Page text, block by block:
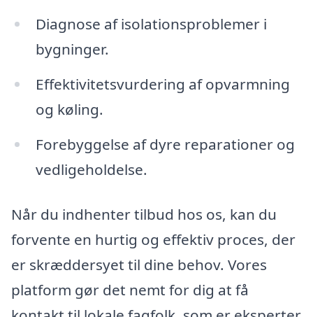
Diagnose af isolationsproblemer i
bygninger.
Effektivitetsvurdering af opvarmning
og køling.
Forebyggelse af dyre reparationer og
vedligeholdelse.
Når du indhenter tilbud hos os, kan du
forvente en hurtig og effektiv proces, der
er skræddersyet til dine behov. Vores
platform gør det nemt for dig at få